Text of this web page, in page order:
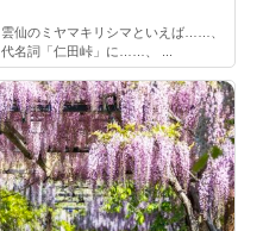
雲仙のミヤマキリシマといえば……、
代名詞「仁田峠」に……、 ...